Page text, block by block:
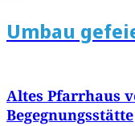
Umbau
Altes Pfarrhaus
Begegnungsstätte